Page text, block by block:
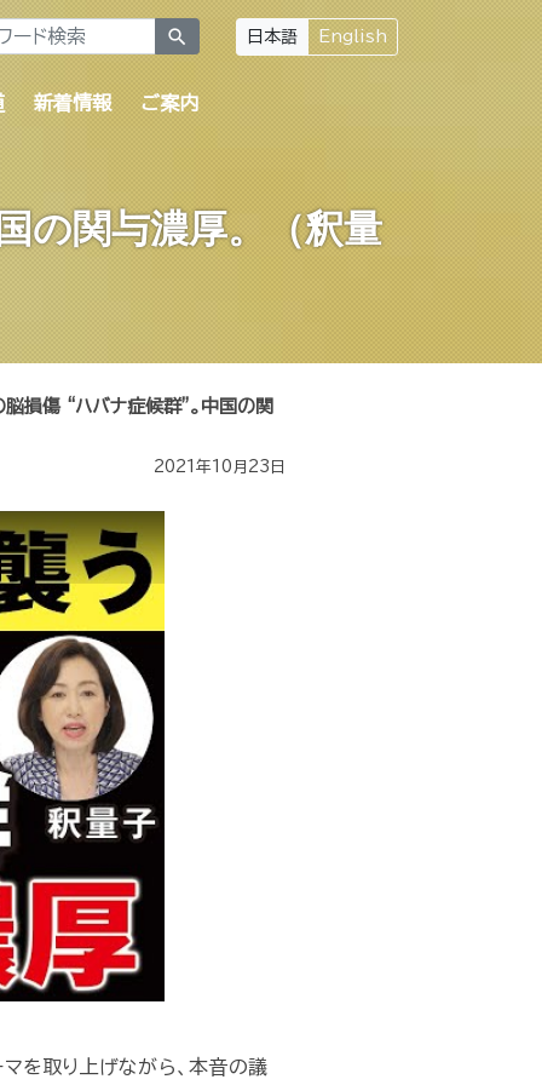
search 日本語 English
新着情報 ご案内
の関与濃厚。（釈量
損傷 “ハバナ症候群”。中国の関
2021年10月23日
マを取り上げながら、本音の議